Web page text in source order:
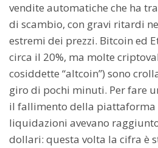
vendite automatiche che ha
di scambio, con gravi ritardi
estremi dei prezzi. Bitcoin ed
circa il 20%, ma molte
cosiddette “altcoin”) sono
giro di pochi minuti. Per fare
il fallimento della piattaforma
liquidazioni avevano
dollari: questa volta la cifra è